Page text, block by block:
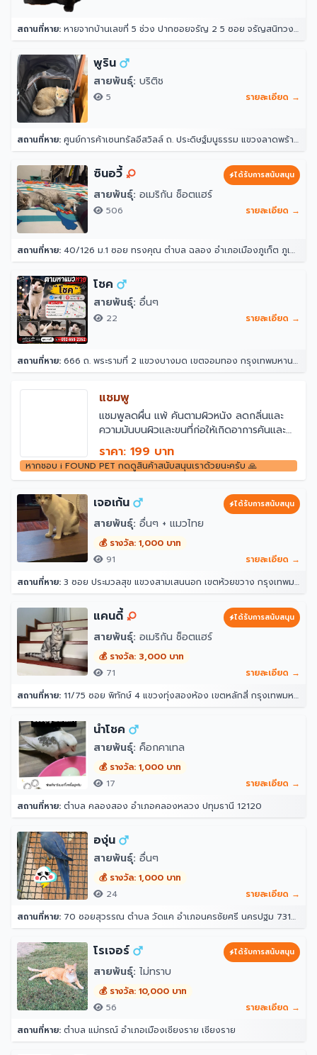
สถานที่หาย: หายจากบ้านเลขที่ 5 ช่วง ปากซอยจรัญ 2 5 ซอย จรัญสนิทวงศ์ 2 แขวงวัดท่าพระ เขตบางกอกใหญ่ กรุงเทพมหานคร 10600 ประเทศไทย
พูริน
สายพันธุ์: บริติช
5 รายละเอียด →
สถานที่หาย: ศูนย์การค้าเซนทรัลอีสวิลล์ ถ. ประดิษฐ์มนูธรรม แขวงลาดพร้าว ลาดพร้าว กรุงเทพมหานคร 10230
ซินอวี้ ได้รับการสนับสนุน
สายพันธุ์: อเมริกัน ช็อตแฮร์
506 รายละเอียด →
สถานที่หาย: 40/126 ม.1 ซอย ทรงคุณ ตำบล ฉลอง อำเภอเมืองภูเก็ต ภูเก็ต 83000
โชค
สายพันธุ์: อื่นๆ
22 รายละเอียด →
สถานที่หาย: 666 ถ. พระรามที่ 2 แขวงบางมด เขตจอมทอง กรุงเทพมหานคร 10150
แชมพู
แชมพูลดผื่น แพ้ คันตามผิวหนัง ลดกลิ่นและ
ความมันบนผิวและขนที่ก่อให้เกิดอาการคันและ
กลิ่นไม่พึงประสงค์ใช้สารสกัดจากธรรมชาติ ไม่มี
พาราเบน
ราคา: 199 บาท
หากชอบ i FOUND PET กดดูสินค้าสนับสนุนเราด้วยนะครับ 🙏
เจอเก้น ได้รับการสนับสนุน
สายพันธุ์: อื่นๆ + แมวไทย
💰 รางวัล: 1,000 บาท
91
รายละเอียด →
สถานที่หาย: 3 ซอย ประมวลสุข แขวงสามเสนนอก เขตห้วยขวาง กรุงเทพมหานคร 10320
แคนดี้ ได้รับการสนับสนุน
สายพันธุ์: อเมริกัน ช็อตแฮร์
💰 รางวัล: 3,000 บาท
71
รายละเอียด →
สถานที่หาย: 11/75 ซอย พิทักษ์ 4 แขวงทุ่งสองห้อง เขตหลักสี่ กรุงเทพมหานคร 10210
นำโชค
สายพันธุ์: ค็อกคาเทล
💰 รางวัล: 1,000 บาท
17
รายละเอียด →
สถานที่หาย: ตำบล คลองสอง อำเภอคลองหลวง ปทุมธานี 12120
องุ่น
สายพันธุ์: อื่นๆ
💰 รางวัล: 1,000 บาท
24
รายละเอียด →
สถานที่หาย: 70 ซอยสุวรรณ ตำบล วัดแค อำเภอนครชัยศรี นครปฐม 73120
โรเจอร์ ได้รับการสนับสนุน
สายพันธุ์: ไม่ทราบ
💰 รางวัล: 10,000 บาท
56
รายละเอียด →
สถานที่หาย: ตำบล แม่กรณ์ อำเภอเมืองเชียงราย เชียงราย